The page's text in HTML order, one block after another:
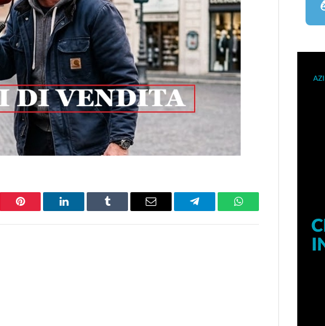
Pinterest LinkedIn Tumblr Email Telegram WhatsApp